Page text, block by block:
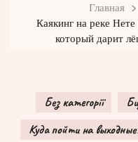
Главная
Каякинг на реке
который дарит
Без категорії
Куда пойти на